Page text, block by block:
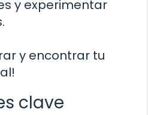
y experimentar
y encontrar tu
clave